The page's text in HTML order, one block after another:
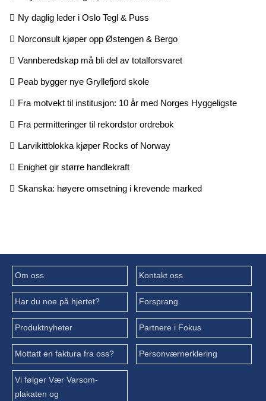
Ny daglig leder i Oslo Tegl & Puss
Norconsult kjøper opp Østengen & Bergo
Vannberedskap må bli del av totalforsvaret
Peab bygger nye Gryllefjord skole
Fra motvekt til institusjon: 10 år med Norges Hyggeligste
Fra permitteringer til rekordstor ordrebok
Larvikittblokka kjøper Rocks of Norway
Enighet gir større handlekraft
Skanska: høyere omsetning i krevende marked
Om oss Kontakt oss
Har du noe på hjertet? Forsprang
Produktnyheter Partnere i Fokus
Mottatt en faktura fra oss? Personværnerklering
Vi følger Vær Varsom-
plakaten og